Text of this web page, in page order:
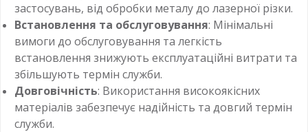
застосувань, від обробки металу до лазерної різки.
Встановлення та обслуговування: Мінімальні
вимоги до обслуговування та легкість
встановлення знижують експлуатаційні витрати та
збільшують термін служби.
Довговічність: Використання високоякісних
матеріалів забезпечує надійність та довгий термін
служби.